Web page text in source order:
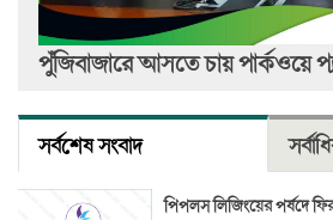
পুঁজিবাজারে আসতে চায় পার্কওয়ে
সর্বশেষ সংবাদ
পিপলস লিজিংয়ের পর্ষদে